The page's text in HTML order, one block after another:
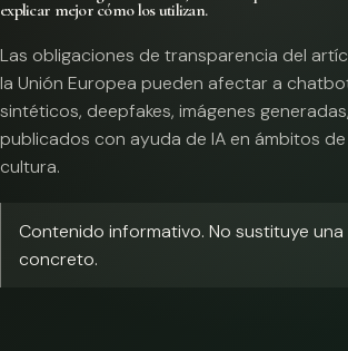
explicar mejor cómo los utilizan.
Las obligaciones de transparencia del
la Unión Europea pueden afectar a
sintéticos, deepfakes, imágenes
publicados con ayuda de IA en ámbitos
cultura.
Contenido informativo. No sustituye
concreto.